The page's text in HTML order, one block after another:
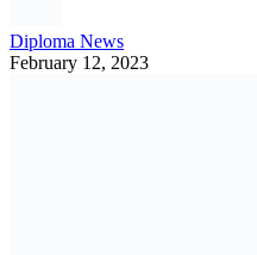
Diploma News
February 12, 2023